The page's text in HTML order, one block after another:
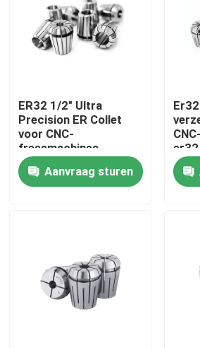
Videos
Fabrieksreis
Kwaliteitscontrole
Verzoek om een Citaat
BT-Hulpmiddelhouder
ER32 1/2" Ultra
Precision ER Collet
voor CNC-
freesmachines
nauwkeurigheid 0,005
mm Aanvraag sturen